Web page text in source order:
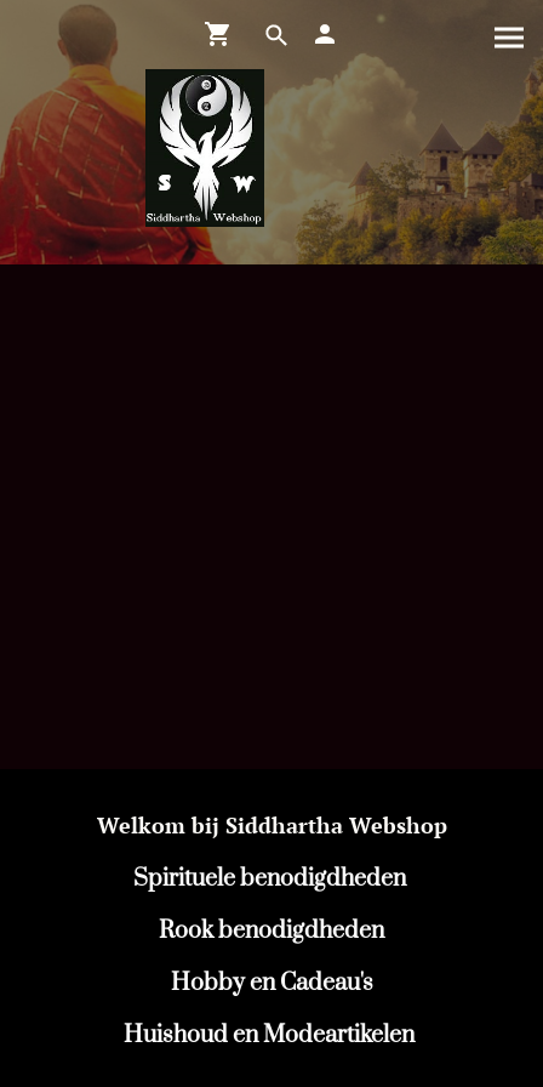
Welkom bij Siddhartha Webshop
Spirituele benodigdheden
Rook benodigdheden
Hobby en Cadeau's
Huishoud en Modeartikelen